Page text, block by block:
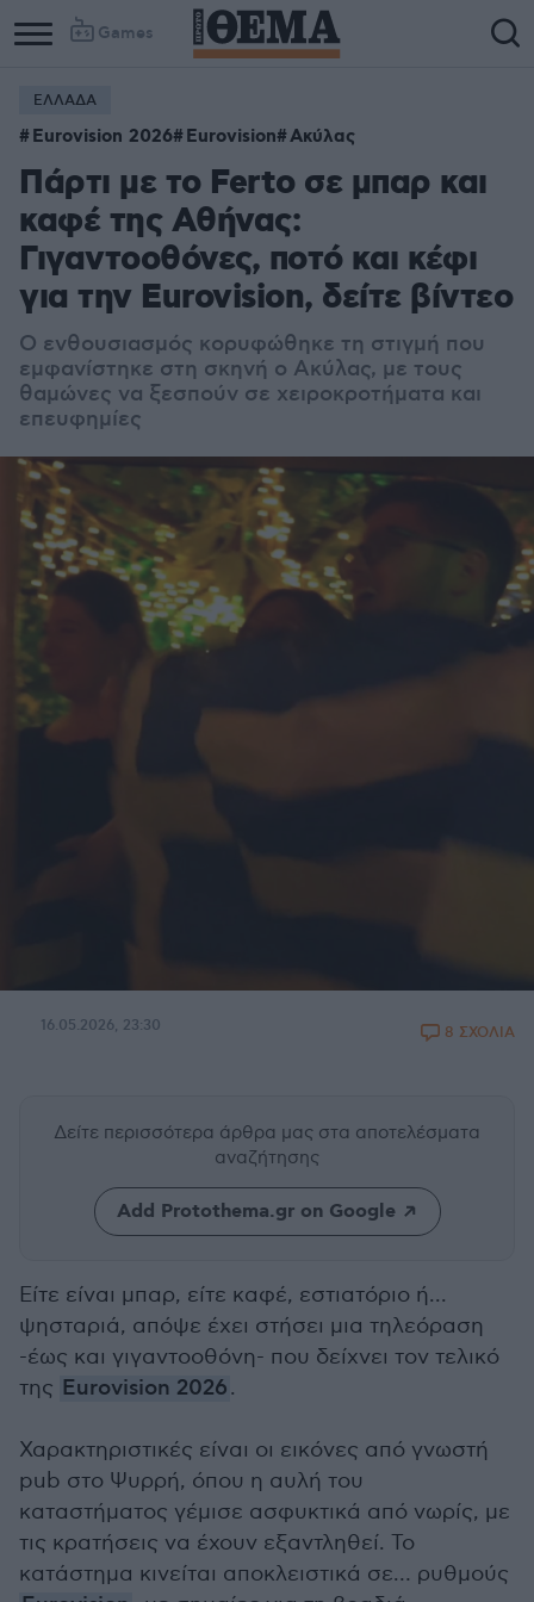
Games
ΕΛΛΑΔΑ
Eurovision 2026 Eurovision Ακύλας
Πάρτι με το Ferto σε μπαρ και
καφέ της Αθήνας:
Γιγαντοοθόνες, ποτό και κέφι
για την Eurovision, δείτε βίντεο
Ο ενθουσιασμός κορυφώθηκε τη στιγμή που
εμφανίστηκε στη σκηνή ο Ακύλας, με τους
θαμώνες να ξεσπούν σε χειροκροτήματα και
επευφημίες
16.05.2026, 23:30 8 ΣΧΟΛΙΑ
Δείτε περισσότερα άρθρα μας στα αποτελέσματα
αναζήτησης
Add Protothema.gr on Google
Είτε είναι μπαρ, είτε καφέ, εστιατόριο ή...
ψησταριά, απόψε έχει στήσει μια τηλεόραση
-έως και γιγαντοοθόνη- που δείχνει τον τελικό
της Eurovision 2026.
Χαρακτηριστικές είναι οι εικόνες από γνωστή
pub στo Ψυρρή, όπου η αυλή του
καταστήματος γέμισε ασφυκτικά από νωρίς, με
τις κρατήσεις να έχουν εξαντληθεί. Το
κατάστημα κινείται αποκλειστικά σε… ρυθμούς